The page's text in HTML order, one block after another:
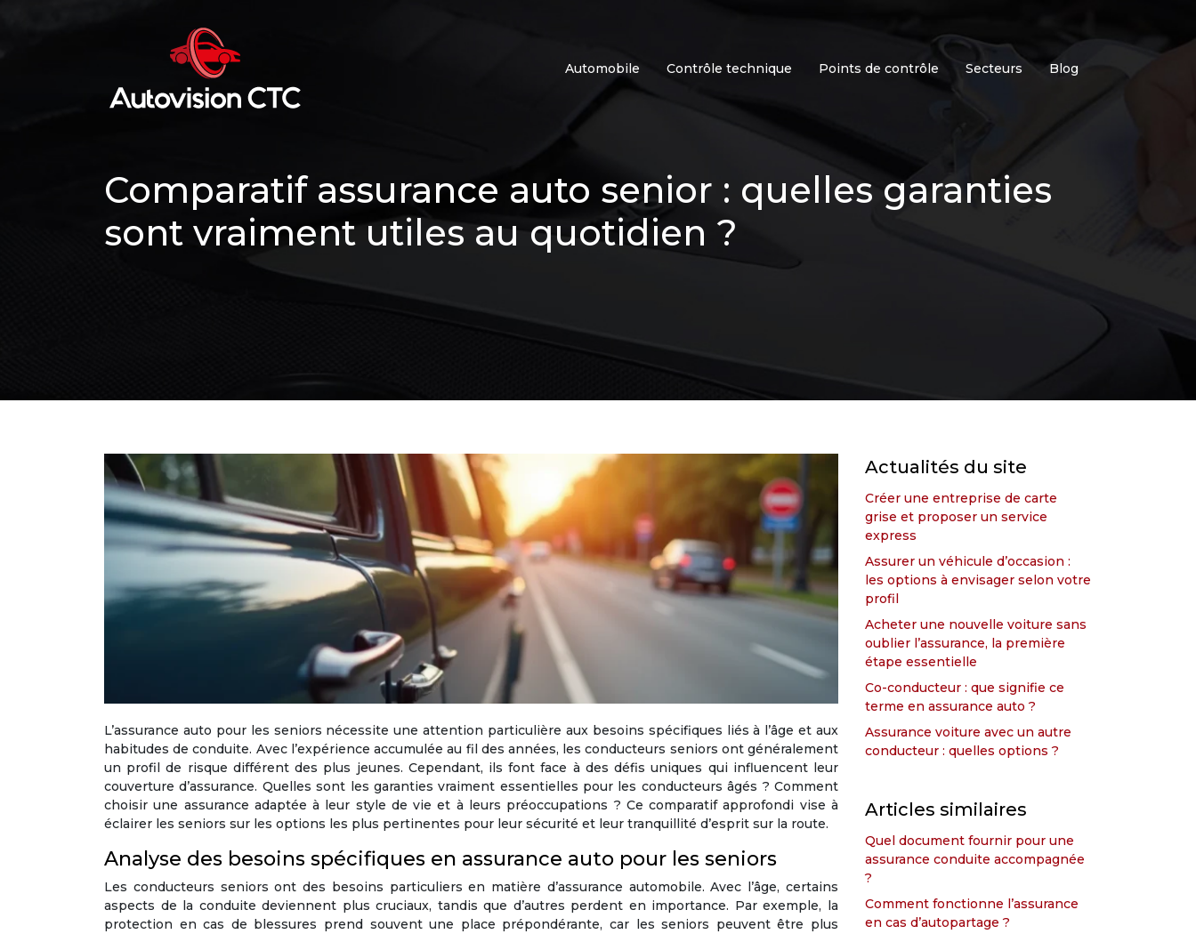
Automobile Contrôle technique Points de contrôle Secteurs Blog
Comparatif assurance auto senior : quelles garanties
sont vraiment utiles au quotidien ?
L’assurance auto pour les seniors nécessite une attention particulière aux besoins spécifiques liés à l’âge et aux
habitudes de conduite. Avec l’expérience accumulée au fil des années, les conducteurs seniors ont généralement
un profil de risque différent des plus jeunes. Cependant, ils font face à des défis uniques qui influencent leur
couverture d’assurance. Quelles sont les garanties vraiment essentielles pour les conducteurs âgés ? Comment
choisir une assurance adaptée à leur style de vie et à leurs préoccupations ? Ce comparatif approfondi vise à
éclairer les seniors sur les options les plus pertinentes pour leur sécurité et leur tranquillité d’esprit sur la route.
Analyse des besoins spécifiques en assurance auto pour les seniors
Les conducteurs seniors ont des besoins particuliers en matière d’assurance automobile. Avec l’âge, certains
aspects de la conduite deviennent plus cruciaux, tandis que d’autres perdent en importance. Par exemple, la
protection en cas de blessures prend souvent une place prépondérante, car les seniors peuvent être plus
Actualités du site
Créer une entreprise de carte
grise et proposer un service
express
Assurer un véhicule d’occasion :
les options à envisager selon votre
profil
Acheter une nouvelle voiture sans
oublier l’assurance, la première
étape essentielle
Co-conducteur : que signifie ce
terme en assurance auto ?
Assurance voiture avec un autre
conducteur : quelles options ?
Articles similaires
Quel document fournir pour une
assurance conduite accompagnée
?
Comment fonctionne l’assurance
en cas d’autopartage ?